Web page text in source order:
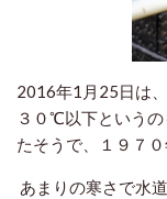
2016年1月25日は
３０℃以下という
たそうで、１９７
あまりの寒さで水